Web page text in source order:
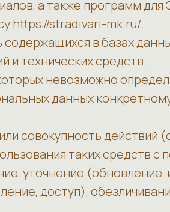
а также программ для
https://stradivari-mk.ru/.
в базах
и технических средств.
невозможно
данных
совокупность действий
таких средств с
уточнение
доступ),